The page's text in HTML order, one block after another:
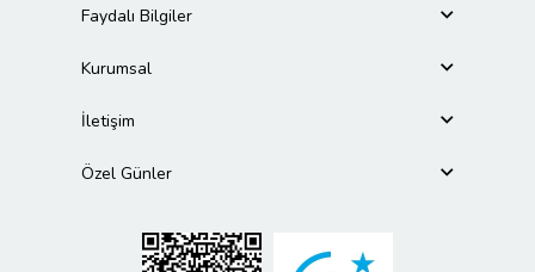
Faydalı Bilgiler
Kurumsal
İletişim
Özel Günler